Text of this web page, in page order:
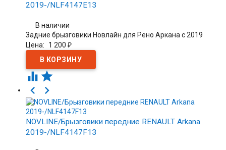
2019-/NLF4147E13
В наличии
Задние брызговики Новлайн для Рено Аркана с 2019
Цена:
1 200 ₽
 


NOVLINE/Брызговики передние RENAULT Arkana
2019-/NLF4147F13